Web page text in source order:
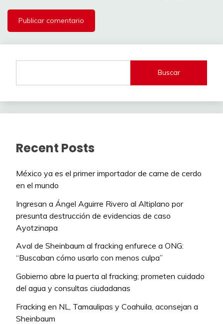
Buscar
Recent Posts
México ya es el primer importador de carne de cerdo
en el mundo
Ingresan a Ángel Aguirre Rivero al Altiplano por
presunta destrucción de evidencias de caso
Ayotzinapa
Aval de Sheinbaum al fracking enfurece a ONG:
“Buscaban cómo usarlo con menos culpa”
Gobierno abre la puerta al fracking; prometen cuidado
del agua y consultas ciudadanas
Fracking en NL, Tamaulipas y Coahuila, aconsejan a
Sheinbaum